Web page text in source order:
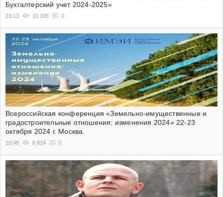
Бухгалтерский учет 2024-2025»
23:13 10 305 0
Всероссийская конференция «Земельно-имущественные и
градостроительные отношения: изменения 2024» 22-23
октября 2024 г. Москва.
10:48 6 824 0